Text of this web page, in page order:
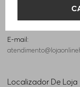
Exceto Feriados
E-mail:
Localizador De Loja